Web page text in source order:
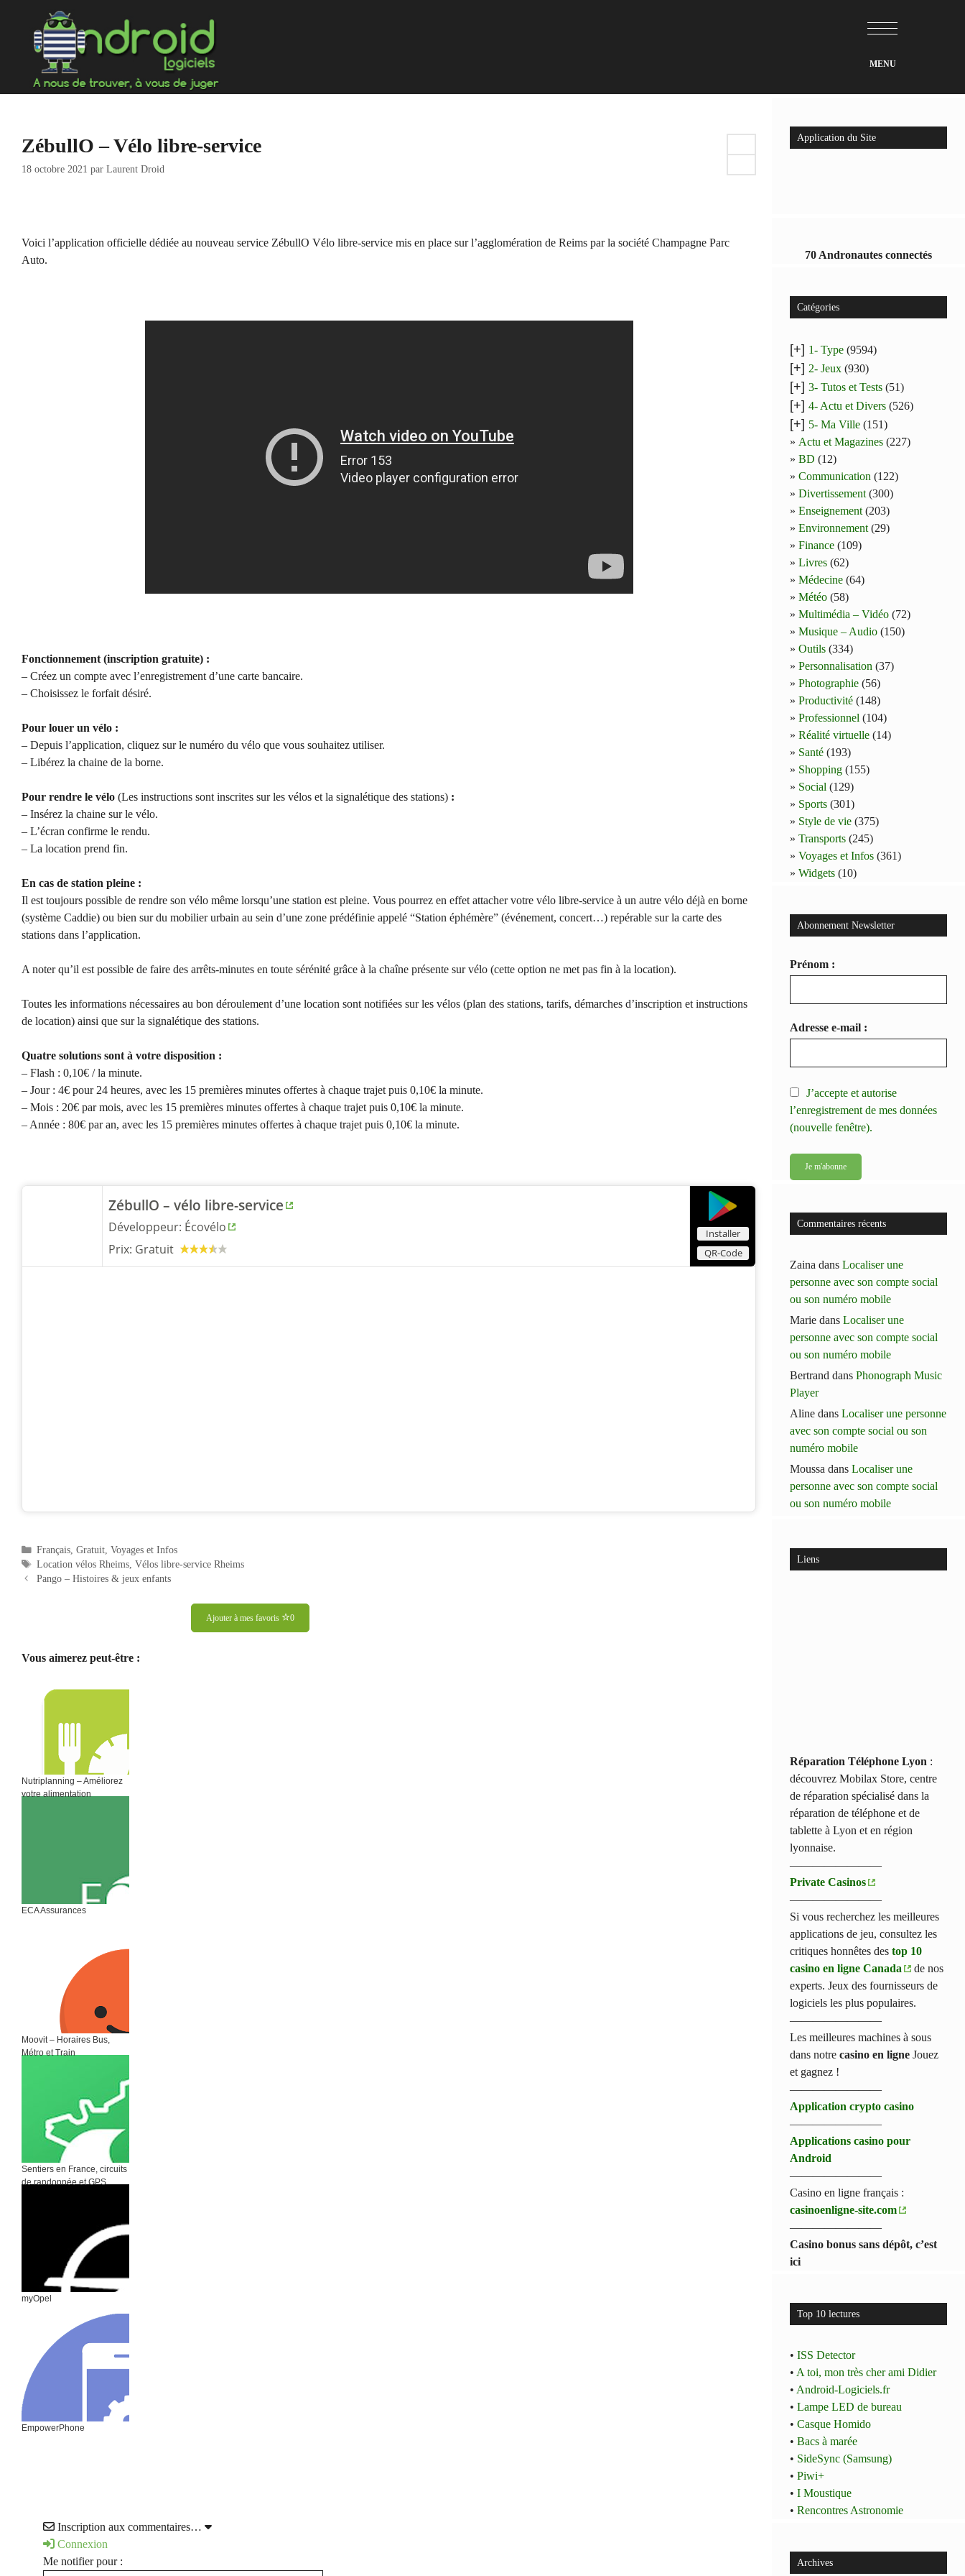
contenu
ZébullO – Vélo libre-service
18 octobre 2021 par Laurent Droid
Voici l’application officielle dédiée au nouveau service ZébullO Vélo libre-service mis en place sur l’agglomération de Reims par la société Champagne Parc
Auto.
Fonctionnement (inscription gratuite) :
– Créez un compte avec l’enregistrement d’une carte bancaire.
– Choisissez le forfait désiré.
Pour louer un vélo :
– Depuis l’application, cliquez sur le numéro du vélo que vous souhaitez utiliser.
– Libérez la chaine de la borne.
Pour rendre le vélo (Les instructions sont inscrites sur les vélos et la signalétique des stations) :
– Insérez la chaine sur le vélo.
– L’écran confirme le rendu.
– La location prend fin.
En cas de station pleine :
Il est toujours possible de rendre son vélo même lorsqu’une station est pleine. Vous pourrez en effet attacher votre vélo libre-service à un autre vélo déjà en borne
(système Caddie) ou bien sur du mobilier urbain au sein d’une zone prédéfinie appelé “Station éphémère” (événement, concert…) repérable sur la carte des
stations dans l’application.
A noter qu’il est possible de faire des arrêts-minutes en toute sérénité grâce à la chaîne présente sur vélo (cette option ne met pas fin à la location).
Toutes les informations nécessaires au bon déroulement d’une location sont notifiées sur les vélos (plan des stations, tarifs, démarches d’inscription et instructions
de location) ainsi que sur la signalétique des stations.
Quatre solutions sont à votre disposition :
– Flash : 0,10€ / la minute.
– Jour : 4€ pour 24 heures, avec les 15 premières minutes offertes à chaque trajet puis 0,10€ la minute.
– Mois : 20€ par mois, avec les 15 premières minutes offertes à chaque trajet puis 0,10€ la minute.
– Année : 80€ par an, avec les 15 premières minutes offertes à chaque trajet puis 0,10€ la minute.
Installer
QR-Code
ZébullO – vélo libre-service
Développeur: Écovélo
Prix: Gratuit
Catégories
Français,Gratuit,Voyages et Infos
Étiquettes
Location vélos Rheims,Vélos libre-service Rheims
Navigation
Pango – Histoires & jeux enfants
Ajouter à mes favoris 0
Vous aimerez peut-être :
Nutriplanning – Améliorez
votre alimentation
ECA Assurances
Moovit – Horaires Bus,
Métro et Train
Sentiers en France, circuits
de randonnée et GPS
myOpel
EmpowerPhone
Inscription aux commentaires…
Connexion
Me notifier pour :
Application du Site
70 Andronautes connectés
Catégories
[+] 1- Type (9594)
[+] 2- Jeux (930)
[+] 3- Tutos et Tests (51)
[+] 4- Actu et Divers (526)
[+] 5- Ma Ville (151)
Actu et Magazines (227)
BD (12)
Communication (122)
Divertissement (300)
Enseignement (203)
Environnement (29)
Finance (109)
Livres (62)
Médecine (64)
Météo (58)
Multimédia – Vidéo (72)
Musique – Audio (150)
Outils (334)
Personnalisation (37)
Photographie (56)
Productivité (148)
Professionnel (104)
Réalité virtuelle (14)
Santé (193)
Shopping (155)
Social (129)
Sports (301)
Style de vie (375)
Transports (245)
Voyages et Infos (361)
Widgets (10)
Abonnement Newsletter
Prénom :
Adresse e-mail :
J’accepte et autorise
l’enregistrement de mes données
(nouvelle fenêtre).
Commentaires récents
Zaina dansLocaliser une
personne avec son compte social
ou son numéro mobile
Marie dansLocaliser une
personne avec son compte social
ou son numéro mobile
Bertrand dansPhonograph Music
Player
Aline dansLocaliser une personne
avec son compte social ou son
numéro mobile
Moussa dansLocaliser une
personne avec son compte social
ou son numéro mobile
Liens
Réparation Téléphone Lyon :
découvrez Mobilax Store, centre
de réparation spécialisé dans la
réparation de téléphone et de
tablette à Lyon et en région
lyonnaise.
————————
Private Casinos
————————
Si vous recherchez les meilleures
applications de jeu, consultez les
critiques honnêtes destop 10
casino en ligne Canada
de nos
experts. Jeux des fournisseurs de
logiciels les plus populaires.
————————
Les meilleures machines à sous
dans notrecasino en ligne Jouez
et gagnez !
————————
Application crypto casino
————————
Applications casino pour
Android
————————
Casino en ligne français :
casinoenligne-site.com
————————
Casino bonus sans dépôt, c’est
ici
Top 10 lectures
•ISS Detector
• A toi, mon très cher ami Didier
• Android-Logiciels.fr
•Lampe LED de bureau
•Casque Homido
•Bacs à marée
• SideSync (Samsung)
•Piwi+
•I Moustique
•Rencontres Astronomie
Archives